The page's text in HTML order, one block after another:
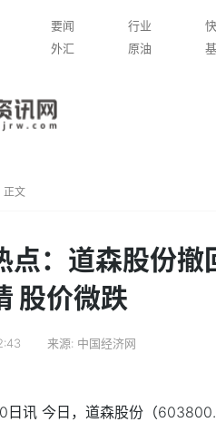
要闻 行业
外汇 原油
正文
点：道森股份
股价微跌
来源: 中国经济网
日讯 今日，道森股份（